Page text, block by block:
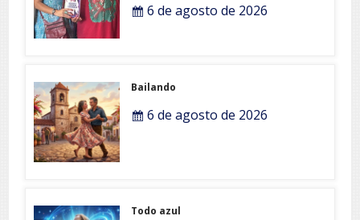
6 de agosto de 2026
Bailando
6 de agosto de 2026
Todo azul